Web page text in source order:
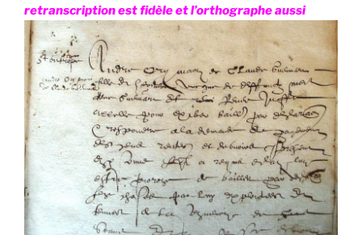
retranscription est fidèle et l’orthographe aussi